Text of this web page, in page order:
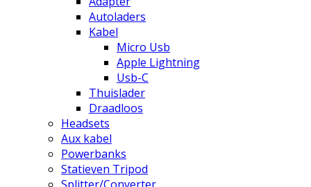
Autoladers
Kabel
Micro Usb
Apple Lightning
Usb-C
Thuislader
Draadloos
Headsets
Aux kabel
Powerbanks
Statieven Tripod
Splitter/Converter